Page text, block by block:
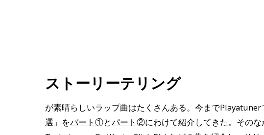
ストーリーテリング
が素晴らしいラップ曲はたくさんある。今まで
選」をパート①とパート②にわけて紹介してきた。その